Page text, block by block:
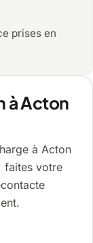
prises en
à Acton
à Acton
faites votre